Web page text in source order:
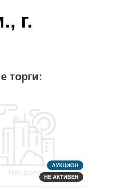
г.
торги:
АУКЦИОН
НЕ АКТИВЕН